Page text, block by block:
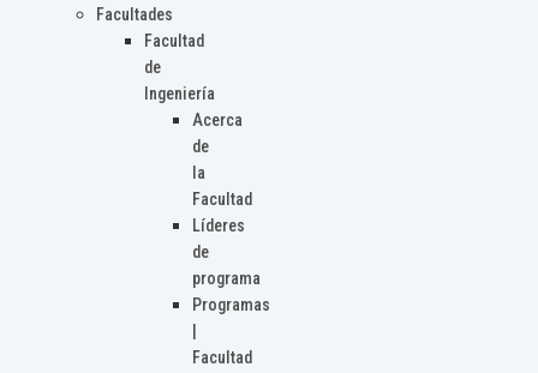
Facultades
Facultad
de
Ingeniería
Acerca
de
la
Facultad
Líderes
de
programa
Programas
Facultad